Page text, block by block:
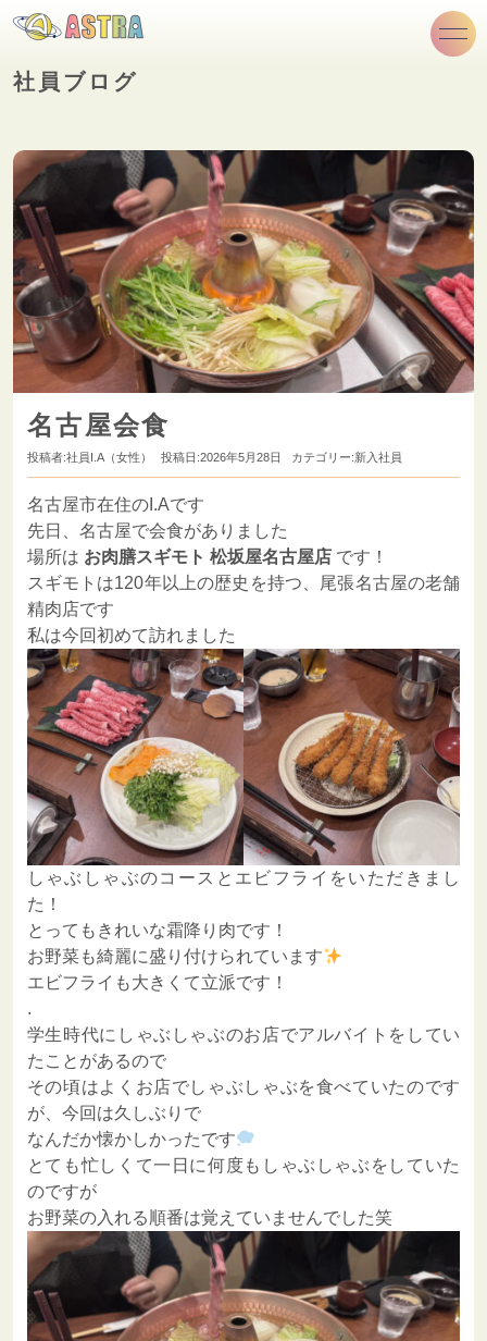
社員ブログ
名古屋会食
投稿者:社員I.A（女性） 投稿日:2026年5月28日 カテゴリー:新入社員
名古屋市在住のI.Aです
先日、名古屋で会食がありました
場所は お肉膳スギモト 松坂屋名古屋店です！
スギモトは120年以上の歴史を持つ、尾張名古屋の老舗
精肉店です
私は今回初めて訪れました
しゃぶしゃぶのコースとエビフライをいただきまし
た！
とってもきれいな霜降り肉です！
お野菜も綺麗に盛り付けられています
エビフライも大きくて立派です！
.
学生時代にしゃぶしゃぶのお店でアルバイトをしてい
たことがあるので
その頃はよくお店でしゃぶしゃぶを食べていたのです
が、今回は久しぶりで
なんだか懐かしかったです
とても忙しくて一日に何度もしゃぶしゃぶをしていた
のですが
お野菜の入れる順番は覚えていませんでした笑